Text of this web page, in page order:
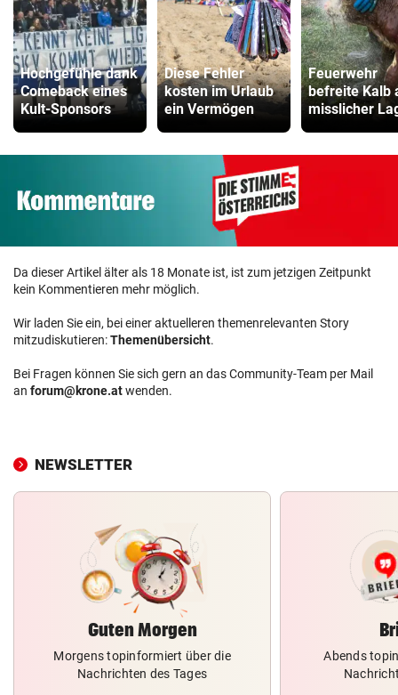
Hochgefühle dank
Comeback eines
Kult-Sponsors
Diese Fehler
kosten im Urlaub
ein Vermögen
Feuerwehr
befreite Kalb
misslicher
Da dieser Artikel älter als 18 Monate ist, ist zum jetzigen Zeitpunkt
kein Kommentieren mehr möglich.
Wir laden Sie ein, bei einer aktuelleren themenrelevanten Story
mitzudiskutieren:Themenübersicht.
Bei Fragen können Sie sich gern an das Community-Team per Mail
an forum@krone.atwenden.
NEWSLETTER
Guten Morgen
Morgens topinformiert über die
Nachrichten des Tages
Abends